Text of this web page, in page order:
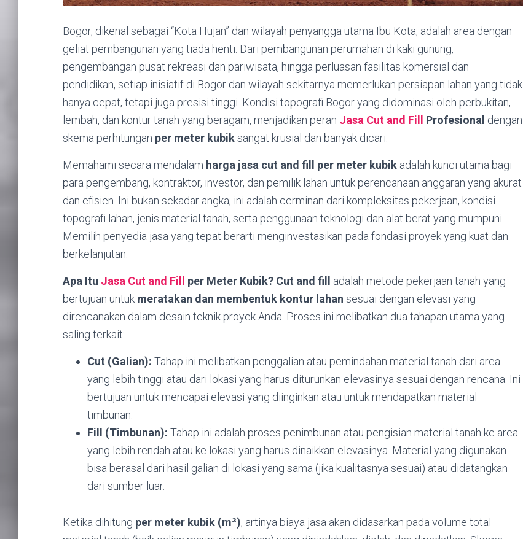
Bogor, dikenal sebagai “Kota Hujan” dan wilayah penyangga utama Ibu Kota, adalah area dengan
geliat pembangunan yang tiada henti. Dari pembangunan perumahan di kaki gunung,
pengembangan pusat rekreasi dan pariwisata, hingga perluasan fasilitas komersial dan
pendidikan, setiap inisiatif di Bogor dan wilayah sekitarnya memerlukan persiapan lahan yang tidak
hanya cepat, tetapi juga presisi tinggi. Kondisi topografi Bogor yang didominasi oleh perbukitan,
lembah, dan kontur tanah yang beragam, menjadikan peran Jasa Cut and Fill Profesional dengan
skema perhitungan per meter kubiksangat krusial dan banyak dicari.
Memahami secara mendalam harga jasa cut and fill per meter kubik adalah kunci utama bagi
para pengembang, kontraktor, investor, dan pemilik lahan untuk perencanaan anggaran yang akurat
dan efisien. Ini bukan sekadar angka; ini adalah cerminan dari kompleksitas pekerjaan, kondisi
topografi lahan, jenis material tanah, serta penggunaan teknologi dan alat berat yang mumpuni.
Memilih penyedia jasa yang tepat berarti menginvestasikan pada fondasi proyek yang kuat dan
berkelanjutan.
Apa Itu Jasa Cut and Fill per Meter Kubik? Cut and fill
adalah metode pekerjaan tanah yang
bertujuan untuk meratakan dan membentuk kontur lahan sesuai dengan elevasi yang
direncanakan dalam desain teknik proyek Anda. Proses ini melibatkan dua tahapan utama yang
saling terkait:
Cut (Galian): Tahap ini melibatkan penggalian atau pemindahan material tanah dari area
yang lebih tinggi atau dari lokasi yang harus diturunkan elevasinya sesuai dengan rencana. Ini
bertujuan untuk mencapai elevasi yang diinginkan atau untuk mendapatkan material
timbunan.
Fill (Timbunan): Tahap ini adalah proses penimbunan atau pengisian material tanah ke area
yang lebih rendah atau ke lokasi yang harus dinaikkan elevasinya. Material yang digunakan
bisa berasal dari hasil galian di lokasi yang sama (jika kualitasnya sesuai) atau didatangkan
dari sumber luar.
Ketika dihitung per meter kubik (m³), artinya biaya jasa akan didasarkan pada volume total